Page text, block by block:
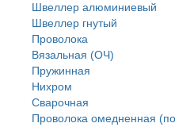
Швеллер алюминиевый
Швеллер гнутый
Проволока
Вязальная (ОЧ)
Пружинная
Нихром
Сварочная
Проволока омедненная